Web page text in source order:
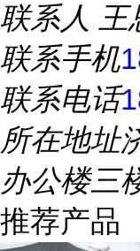
联系人 王
联系手机
联系电话
所在地址
办公楼三
推荐产品